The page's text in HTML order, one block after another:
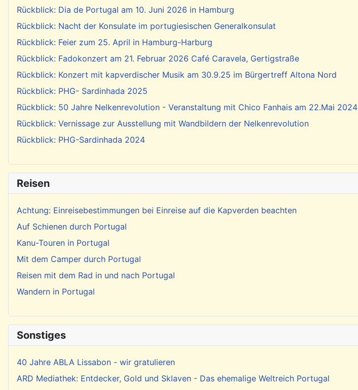
Rückblick: Dia de Portugal am 10. Juni 2026 in Hamburg
Rückblick: Nacht der Konsulate im portugiesischen Generalkonsulat
Rückblick: Feier zum 25. April in Hamburg-Harburg
Rückblick: Fadokonzert am 21. Februar 2026 Café Caravela, Gertigstraße
Rückblick: Konzert mit kapverdischer Musik am 30.9.25 im Bürgertreff Altona Nord
Rückblick: PHG- Sardinhada 2025
Rückblick: 50 Jahre Nelkenrevolution - Veranstaltung mit Chico Fanhais am 22.Mai 2024
Rückblick: Vernissage zur Ausstellung mit Wandbildern der Nelkenrevolution
Rückblick: PHG-Sardinhada 2024
Reisen
Achtung: Einreisebestimmungen bei Einreise auf die Kapverden beachten
Auf Schienen durch Portugal
Kanu-Touren in Portugal
Mit dem Camper durch Portugal
Reisen mit dem Rad in und nach Portugal
Wandern in Portugal
Sonstiges
40 Jahre ABLA Lissabon - wir gratulieren
ARD Mediathek: Entdecker, Gold und Sklaven - Das ehemalige Weltreich Portugal